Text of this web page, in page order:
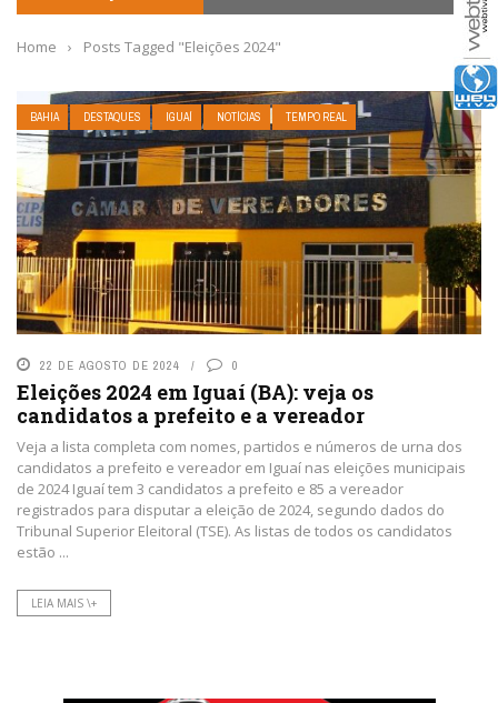
Home › Posts Tagged "Eleições 2024"
BAHIA DESTAQUES IGUAÍ NOTÍCIAS TEMPO REAL
22 DE AGOSTO DE 2024 0
Eleições 2024 em Iguaí (BA): veja os
candidatos a prefeito e a vereador
Veja a lista completa com nomes, partidos e números de urna dos
candidatos a prefeito e vereador em Iguaí nas eleições municipais
de 2024 Iguaí tem 3 candidatos a prefeito e 85 a vereador
registrados para disputar a eleição de 2024, segundo dados do
Tribunal Superior Eleitoral (TSE). As listas de todos os candidatos
estão ...
LEIA MAIS \+